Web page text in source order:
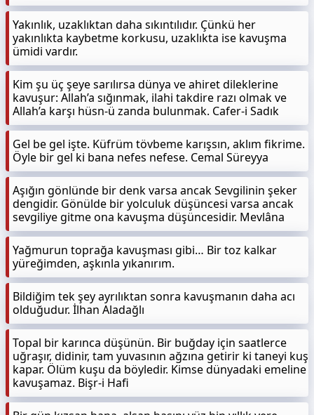
Yakınlık, uzaklıktan daha sıkıntılıdır. Çünkü her
yakınlıkta kaybetme korkusu, uzaklıkta ise kavuşma
ümidi vardır.
Kim şu üç şeye sarılırsa dünya ve ahiret dileklerine
kavuşur: Allah’a sığınmak, ilahi takdire razı olmak ve
Allah’a karşı hüsn-ü zanda bulunmak. Cafer-i Sadık
Gel be gel işte. Küfrüm tövbeme karışsın, aklım fikrime.
Öyle bir gel ki bana nefes nefese. Cemal Süreyya
Aşığın gönlünde bir denk varsa ancak Sevgilinin şeker
dengidir. Gönülde bir yolculuk düşüncesi varsa ancak
sevgiliye gitme ona kavuşma düşüncesidir. Mevlâna
Yağmurun toprağa kavuşması gibi… Bir toz kalkar
yüreğimden, aşkınla yıkanırım.
Bildiğim tek şey ayrılıktan sonra kavuşmanın daha acı
olduğudur. İlhan Aladağlı
Topal bir karınca düşünün. Bir buğday için saatlerce
uğraşır, didinir, tam yuvasının ağzına getirir ki taneyi kuş
kapar. Ölüm kuşu da böyledir. Kimse dünyadaki emeline
kavuşamaz. Bişr-i Hafi